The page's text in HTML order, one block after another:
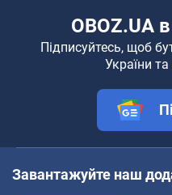
OBOZ.UA
Підписуйтесь, щоб
України та
Завантажуйте наш